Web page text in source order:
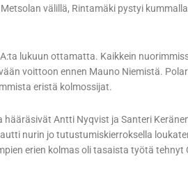
välillä, Rintamäki pystyi
lukuun ottamatta. Kaikkein
voittoon ennen Mauno Niemistä.
eristä kolmossijat.
Antti Nyqvist ja Santeri
nurin jo tutustumiskierroksella
erien kolmas oli tasaista työtä tehnyt